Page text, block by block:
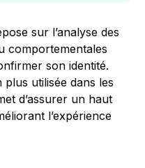
sur l’analyse des
comportementales
son identité.
utilisée dans les
d’assurer un haut
l’expérience